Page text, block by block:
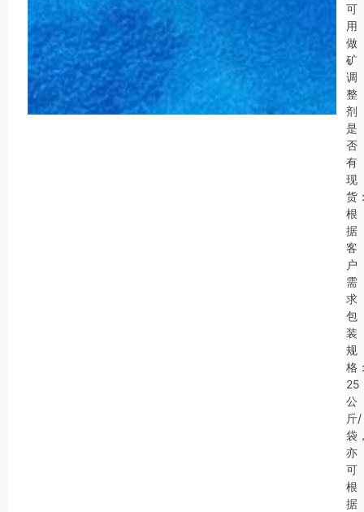
可
用
做
矿
调
整
剂
是
否
有
现
货
根
据
客
户
需
求
包
装
规
格
25
公
斤/
袋
亦
可
根
据